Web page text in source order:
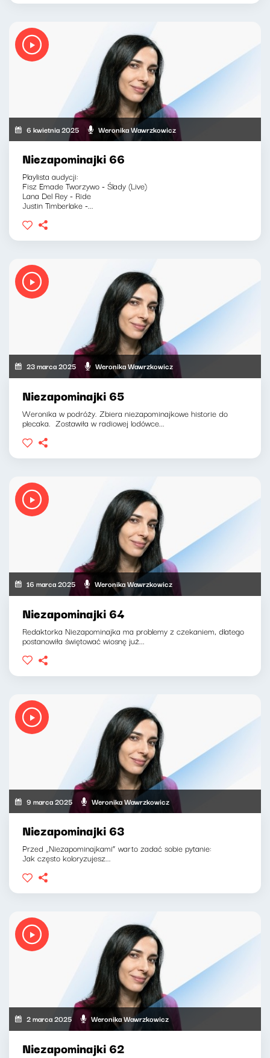
6 kwietnia 2025 Weronika Wawrzkowicz
Niezapominajki 66
Playlista audycji:
Fisz Emade Tworzywo - Ślady (Live)
Lana Del Rey - Ride
Justin Timberlake -...
23 marca 2025 Weronika Wawrzkowicz
Niezapominajki 65
Weronika w podróży. Zbiera niezapominajkowe historie do
plecaka. Zostawiła w radiowej lodówce...
16 marca 2025 Weronika Wawrzkowicz
Niezapominajki 64
Redaktorka Niezapominajka ma problemy z czekaniem, dlatego
postanowiła świętować wiosnę już...
9 marca 2025 Weronika Wawrzkowicz
Niezapominajki 63
Przed „Niezapominajkami” warto zadać sobie pytanie:
Jak często koloryzujesz...
2 marca 2025 Weronika Wawrzkowicz
Niezapominajki 62